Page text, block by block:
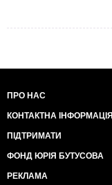
ПРО НАС
КОНТАКТНА ІНФОРМАЦІЯ
ПІДТРИМАТИ
ФОНД ЮРІЯ БУТУСОВА
РЕКЛАМА